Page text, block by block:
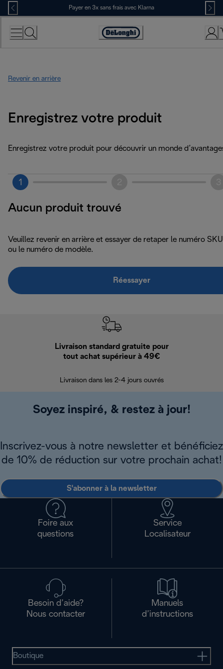
Skip
to
Content
Payer en 3x sans frais avec Klarna
Déclaration
Revenir en arrière
Enregistrez votre produit
Enregistrez votre produit pour découvrir un monde
1
Aucun produit trouvé
Veuillez revenir en arrière et essayer de retaper le numéro SKU
ou le numéro de modèle.
Réessayer
Livraison standard gratuite pour
tout achat supérieur à 49€
Livraison dans les 2-4 jours ouvrés
Soyez inspiré, & restez à jour!
Inscrivez-vous à notre newsletter et bénéficiez
de 10% de réduction sur votre prochain achat!
S'abonner à la newsletter
Foire aux
questions
Service
Localisateur
Besoin d’aide?
Nous contacter
Manuels
d’instructions
Boutique